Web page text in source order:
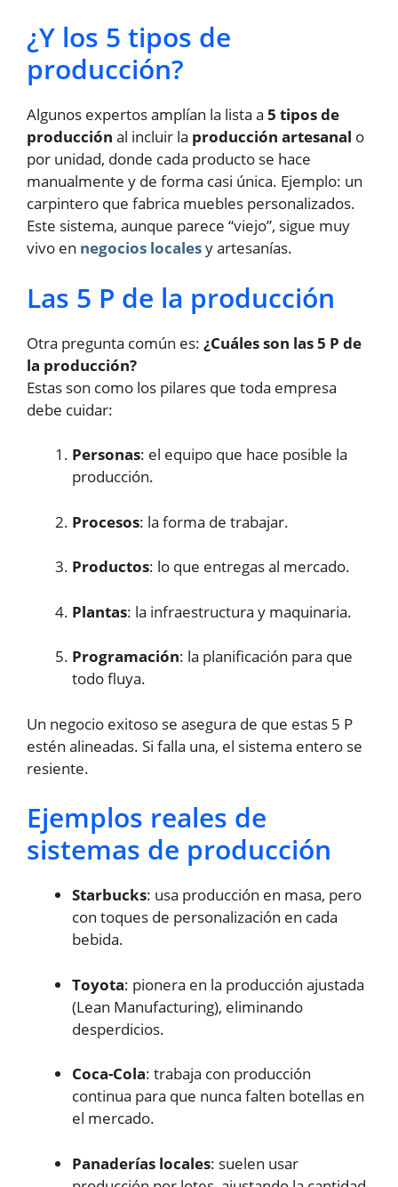
¿Y los 5 tipos de
producción?
Algunos expertos amplían la lista a 5 tipos de
producción al incluir la producción artesanal o
por unidad, donde cada producto se hace
manualmente y de forma casi única. Ejemplo: un
carpintero que fabrica muebles personalizados.
Este sistema, aunque parece “viejo”, sigue muy
vivo en negocios localesy artesanías.
Las 5 P de la producción
Otra pregunta común es: ¿Cuáles son las 5 P de
la producción?
Estas son como los pilares que toda empresa
debe cuidar:
Personas: el equipo que hace posible la
producción.
Procesos: la forma de trabajar.
Productos: lo que entregas al mercado.
Plantas: la infraestructura y maquinaria.
Programación: la planificación para que
todo fluya.
Un negocio exitoso se asegura de que estas 5 P
estén alineadas. Si falla una, el sistema entero se
resiente.
Ejemplos reales de
sistemas de producción
Starbucks: usa producción en masa, pero
con toques de personalización en cada
bebida.
Toyota: pionera en la producción ajustada
(Lean Manufacturing), eliminando
desperdicios.
Coca-Cola: trabaja con producción
continua para que nunca falten botellas en
el mercado.
Panaderías locales: suelen usar